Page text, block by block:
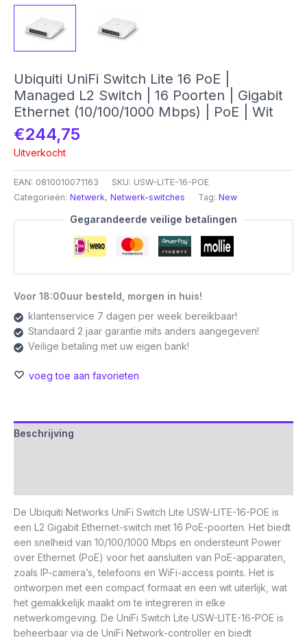
Ubiquiti UniFi Switch Lite 16 PoE |
Managed L2 Switch | 16 Poorten | Gigabit
Ethernet (10/100/1000 Mbps) | PoE | Wit
€244,75
Uitverkocht
EAN: 0810010071163 SKU: USW-LITE-16-POE
Categorieën: Netwerk, Netwerk-switches Tag: New
Gegarandeerde veilige betalingen
Voor 18:00uur besteld, morgen in huis!
klantenservice 7 dagen per week bereikbaar!
Standaard 2 jaar garantie mits anders aangegeven!
Veilige betaling met uw eigen bank!
voeg toe aan favorieten
Beschrijving
De Ubiquiti Networks UniFi Switch Lite USW-LITE-16-POE is
een L2 Gigabit Ethernet-switch met 16 PoE-poorten. Het biedt
een snelheid van 10/100/1000 Mbps en ondersteunt Power
over Ethernet (PoE) voor het aansluiten van PoE-apparaten,
zoals IP-camera’s, telefoons en WiFi-access points. Het is
ontworpen met een compact formaat en een wit uiterlijk, wat
het gemakkelijk maakt om te integreren in elke
netwerkomgeving. De UniFi Switch Lite USW-LITE-16-POE is
beheerbaar via de UniFi Network-controller en biedt